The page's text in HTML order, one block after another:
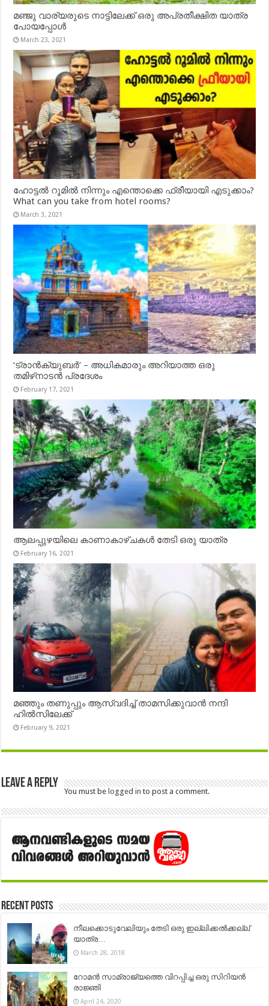
മഞ്ജു വാര്യരുടെ നാട്ടിലേക്ക് ഒരു അപ്രതീക്ഷിത യാത്ര
പോയപ്പോൾ
March 23, 2021
ഹോട്ടൽ റൂമിൽ നിന്നും എന്തൊക്കെ ഫ്രീയായി എടുക്കാം?
What can you take from hotel rooms?
March 3, 2021
‘ട്രാൻക്യുബർ’ – അധികമാരും അറിയാത്ത ഒരു
തമിഴ്‌നാടൻ പ്രദേശം
February 17, 2021
ആലപ്പുഴയിലെ കാണാകാഴ്ചകൾ തേടി ഒരു യാത്ര
February 16, 2021
മഞ്ഞും തണുപ്പും ആസ്വദിച്ച് താമസിക്കുവാൻ നന്ദി
ഹിൽസിലേക്ക്
February 9, 2021
Leave a Reply
You must be logged in to post a comment.
Recent Posts
നീലക്കൊടുവേലിയും തേടി ഒരു ഇല്ലിക്കല്‍ക്കല്ല്
യാത്ര…
March 28, 2018
റോമൻ സാമ്രാജ്യത്തെ വിറപ്പിച്ച ഒരു സിറിയൻ
രാജ്ഞി
April 24, 2020